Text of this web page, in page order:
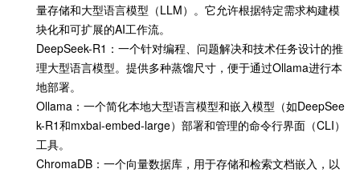
量存储和大型语言模型（LLM）。它允许根据特定需求构建模
块化和可扩展的AI工作流。
DeepSeek-R1：一个针对编程、问题解决和技术任务设计的推
理大型语言模型。提供多种蒸馏尺寸，便于通过Ollama进行本
地部署。
Ollama：一个简化本地大型语言模型和嵌入模型（如DeepSee
k-R1和mxbai-embed-large）部署和管理的命令行界面（CLI）
工具。
ChromaDB：一个向量数据库，用于存储和检索文档嵌入，以